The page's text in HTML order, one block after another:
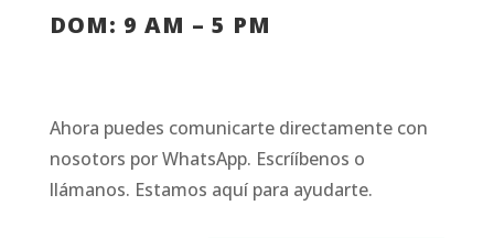
DOM: 9 AM – 5 PM
Ahora puedes comunicarte directamente con
nosotors por WhatsApp. Escrííbenos o
llámanos. Estamos aquí para ayudarte.